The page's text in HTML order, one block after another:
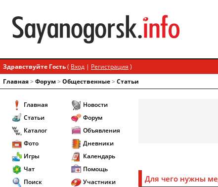
Здравствуйте Гость( Вход | Регистрация )
Главная> Форум> Общественные> Статьи
Главная
Статьи
Каталог
Фото
Игры
Чат
Поиск
Новости
Форум
Объявления
Дневники
Календарь
Помощь
Участники
Для чего нужны